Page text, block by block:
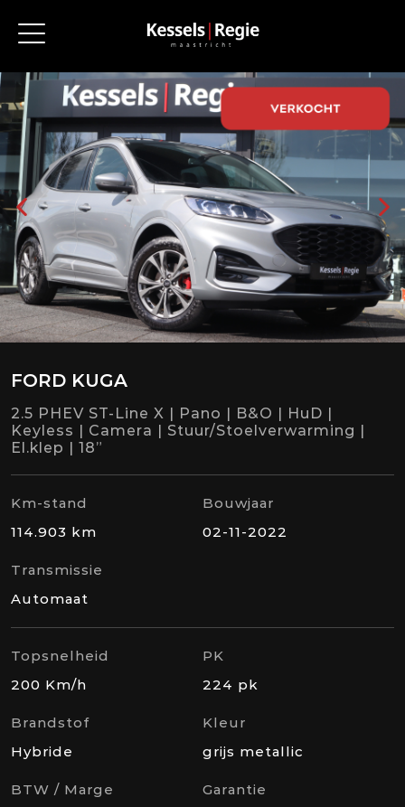
FORD KUGA
2.5 PHEV ST-Line X | Pano | B&O | HuD |
Keyless | Camera | Stuur/Stoelverwarming |
El.klep | 18”
Km-stand
114.903 km
Bouwjaar
02-11-2022
Transmissie
Automaat
Topsnelheid
200 Km/h
PK
224 pk
Brandstof
Hybride
Kleur
grijs metallic
BTW / Marge
Garantie